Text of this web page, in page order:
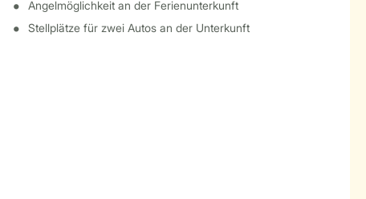
Angelmöglichkeit an der Ferienunterkunft
Stellplätze für zwei Autos an der Unterkunft